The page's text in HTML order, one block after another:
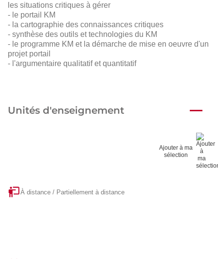
les situations critiques à gérer
- le portail KM
- la cartographie des connaissances critiques
- synthèse des outils et technologies du KM
- le programme KM et la démarche de mise en oeuvre d'un
projet portail
- l'argumentaire qualitatif et quantitatif
Unités d'enseignement
Ajouter à ma
sélection
À distance / Partiellement à distance